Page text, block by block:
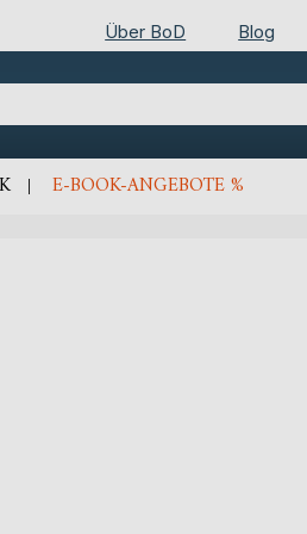
Über BoD Blog
E-BOOK-ANGEBOTE %